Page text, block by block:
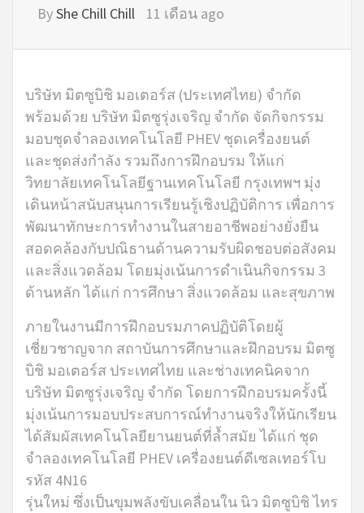
ByShe Chill Chill 11 เดือน ago
บริษัท มิตซูบิชิ มอเตอร์ส (ประเทศไทย) จำกัด
พร้อมด้วย บริษัท มิตซูรุ่งเจริญ จำกัด จัดกิจกรรม
มอบชุดจำลองเทคโนโลยี PHEV ชุดเครื่องยนต์
และชุดส่งกำลัง รวมถึงการฝึกอบรม ให้แก่
วิทยาลัยเทคโนโลยีฐานเทคโนโลยี กรุงเทพฯ มุ่ง
เดินหน้าสนับสนุนการเรียนรู้เชิงปฏิบัติการ เพื่อการ
พัฒนาทักษะการทำงานในสายอาชีพอย่างยั่งยืน
สอดคล้องกับปณิธานด้านความรับผิดชอบต่อสังคม
และสิ่งแวดล้อม โดยมุ่งเน้นการดำเนินกิจกรรม 3
ด้านหลัก ได้แก่ การศึกษา สิ่งแวดล้อม และสุขภาพ
ภายในงานมีการฝึกอบรมภาคปฏิบัติโดยผู้
เชี่ยวชาญจาก สถาบันการศึกษาและฝึกอบรม มิตซู
บิชิ มอเตอร์ส ประเทศไทย และช่างเทคนิคจาก
บริษัท มิตซูรุ่งเจริญ จำกัด โดยการฝึกอบรมครั้งนี้
มุ่งเน้นการมอบประสบการณ์ทำงานจริงให้นักเรียน
ได้สัมผัสเทคโนโลยียานยนต์ที่ล้ำสมัย ได้แก่ ชุด
จำลองเทคโนโลยี PHEV เครื่องยนต์ดีเซลเทอร์โบ
รหัส 4N16
รุ่นใหม่ ซึ่งเป็นขุมพลังขับเคลื่อนใน นิว มิตซูบิชิ ไทร